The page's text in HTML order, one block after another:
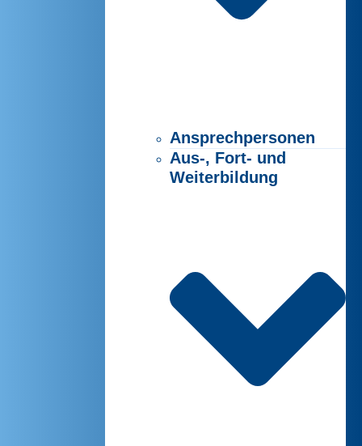
Ansprechpersonen
Aus-, Fort- und
Weiterbildung